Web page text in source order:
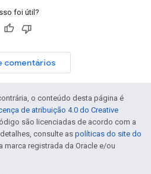
foi útil?
comentários
o conteúdo desta página é
de atribuição 4.0 do Creative
são licenciadas de acordo com a
detalhes, consulte as políticas do site do
marca registrada da Oracle e/ou